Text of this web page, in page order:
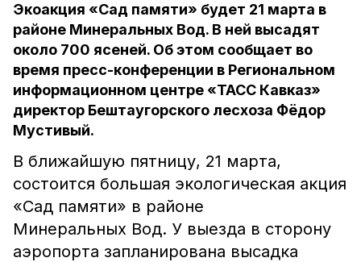
Экоакция «Сад памяти» будет 21 марта в
районе Минеральных Вод. В ней высадят
около 700 ясеней. Об этом сообщает во
время пресс-конференции в Региональном
информационном центре «ТАСС Кавказ»
директор Бештаугорского лесхоза Фёдор
Мустивый.
В ближайшую пятницу, 21 марта,
состоится большая экологическая акция
«Сад памяти» в районе
Минеральных Вод. У выезда в сторону
аэропорта запланирована высадка